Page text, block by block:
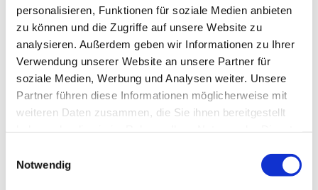
personalisieren, Funktionen für soziale Medien anbieten
zu können und die Zugriffe auf unsere Website zu
analysieren. Außerdem geben wir Informationen zu Ihrer
Verwendung unserer Website an unsere Partner für
soziale Medien, Werbung und Analysen weiter. Unsere
Partner führen diese Informationen möglicherweise mit
weiteren Daten zusammen, die Sie ihnen bereitgestellt
Notwendig